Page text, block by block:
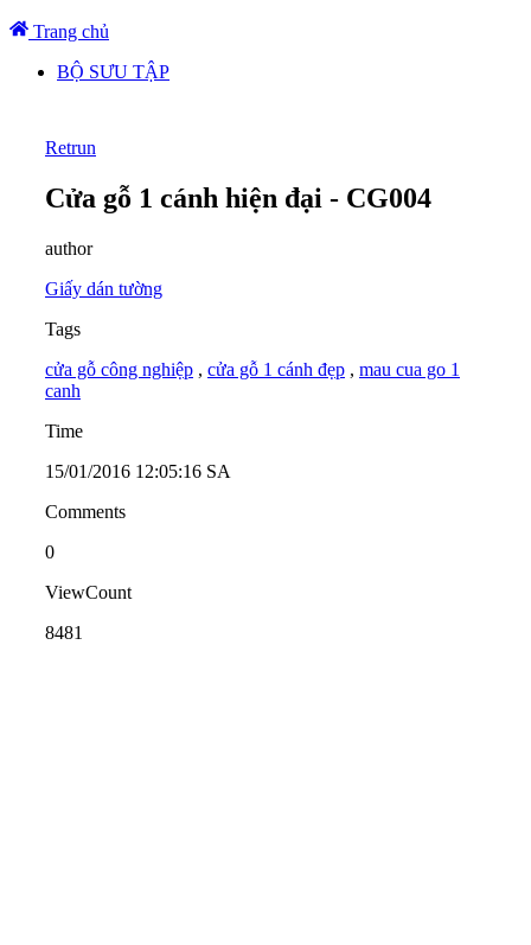
Trang chủ
BỘ SƯU TẬP
Retrun
Cửa gỗ 1 cánh hiện đại - CG004
author
Giấy dán tường
Tags
cửa gỗ công nghiệp , cửa gỗ 1 cánh đẹp , mau cua go 1
canh
Time
15/01/2016 12:05:16 SA
Comments
0
ViewCount
8481